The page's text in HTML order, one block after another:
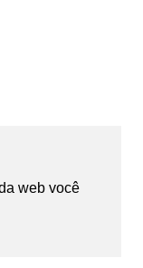
web você